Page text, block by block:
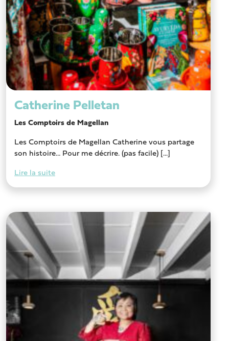
Catherine Pelletan
Les Comptoirs de Magellan
Les Comptoirs de Magellan Catherine vous partage
son histoire… Pour me décrire. (pas facile) [...]
Lire la suite